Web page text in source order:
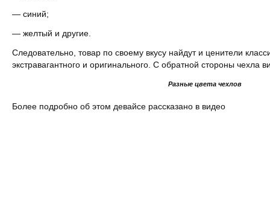
— синий;
— желтый и другие.
Следовательно, товар по своему вкусу найдут и ценители
экстравагантного и оригинального. С обратной стороны чехла
Разные цвета чехлов
Более подробно об этом девайсе рассказано в видео